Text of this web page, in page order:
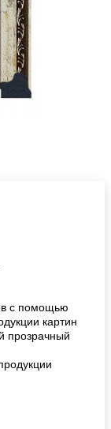
с помощью
картин
прозрачный